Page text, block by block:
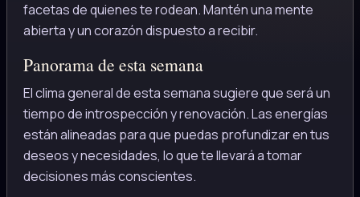
facetas de quienes te rodean. Mantén una mente
abierta y un corazón dispuesto a recibir.
Panorama de esta semana
El clima general de esta semana sugiere que será un
tiempo de introspección y renovación. Las energías
están alineadas para que puedas profundizar en tus
deseos y necesidades, lo que te llevará a tomar
decisiones más conscientes.